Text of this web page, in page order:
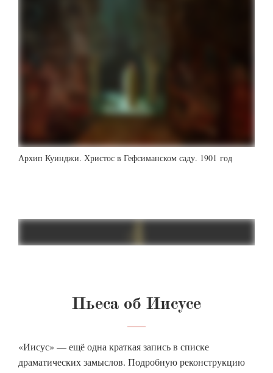
Архип Куинджи. Христос в Гефсиманском саду. 1901 год
Пьеса об Иисусе
«Иисус» — ещё одна краткая запись в списке
драматических замыслов. Подробную реконструкцию